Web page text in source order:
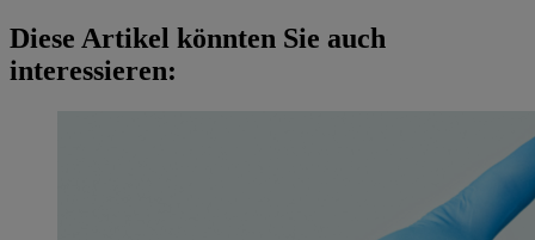
Diese Artikel könnten Sie auch
interessieren: